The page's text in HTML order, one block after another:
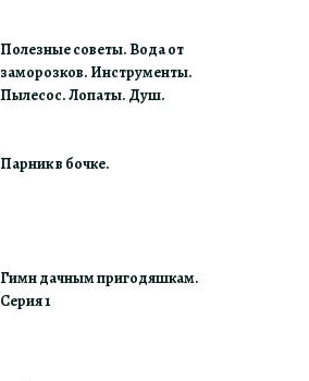
Полезные советы. Вода от
заморозков. Инструменты.
Пылесос. Лопаты. Душ.
Парник в бочке.
Гимн дачным пригодяшкам.
Серия 1